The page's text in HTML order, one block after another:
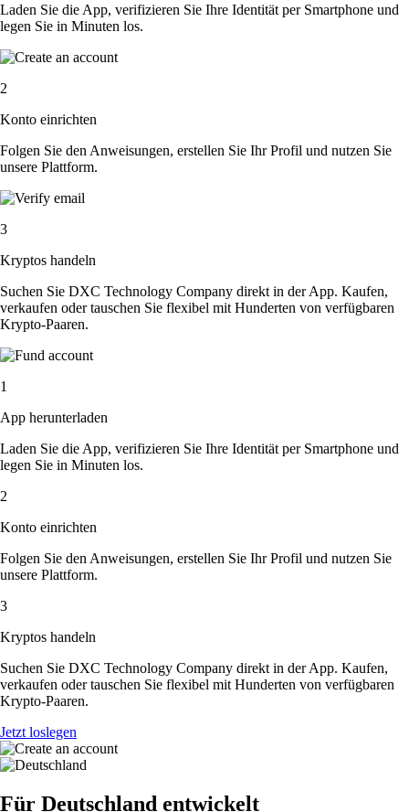
Laden Sie die App, verifizieren Sie Ihre Identität per Smartphone und
legen Sie in Minuten los.
2
Konto einrichten
Folgen Sie den Anweisungen, erstellen Sie Ihr Profil und nutzen Sie
unsere Plattform.
3
Kryptos handeln
Suchen Sie DXC Technology Company direkt in der App. Kaufen,
verkaufen oder tauschen Sie flexibel mit Hunderten von verfügbaren
Krypto-Paaren.
1
App herunterladen
Laden Sie die App, verifizieren Sie Ihre Identität per Smartphone und
legen Sie in Minuten los.
2
Konto einrichten
Folgen Sie den Anweisungen, erstellen Sie Ihr Profil und nutzen Sie
unsere Plattform.
3
Kryptos handeln
Suchen Sie DXC Technology Company direkt in der App. Kaufen,
verkaufen oder tauschen Sie flexibel mit Hunderten von verfügbaren
Krypto-Paaren.
Jetzt loslegen
Für Deutschland entwickelt